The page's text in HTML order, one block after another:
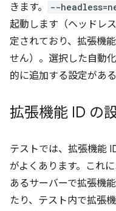
きます。
--
起動します（ヘッドレ
定されており、拡張機
せん）。選択した自動
的に追加する設定があ
拡張機能 ID の
テストでは、拡張機能
がよくあります。これ
あるサーバーで拡張機
たり、テスト内で拡張